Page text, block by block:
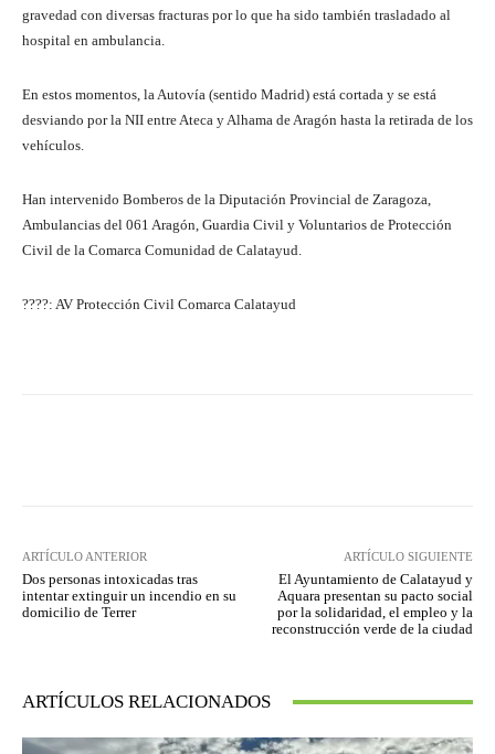
gravedad con diversas fracturas por lo que ha sido también trasladado al
hospital en ambulancia.
En estos momentos, la Autovía (sentido Madrid) está cortada y se está
desviando por la NII entre Ateca y Alhama de Aragón hasta la retirada de los
vehículos.
Han intervenido Bomberos de la Diputación Provincial de Zaragoza,
Ambulancias del 061 Aragón, Guardia Civil y Voluntarios de Protección
Civil de la Comarca Comunidad de Calatayud.
????: AV Protección Civil Comarca Calatayud
ARTÍCULO ANTERIOR
Dos personas intoxicadas tras
intentar extinguir un incendio en su
domicilio de Terrer
ARTÍCULO SIGUIENTE
El Ayuntamiento de Calatayud y
Aquara presentan su pacto social
por la solidaridad, el empleo y la
reconstrucción verde de la ciudad
ARTÍCULOS RELACIONADOS